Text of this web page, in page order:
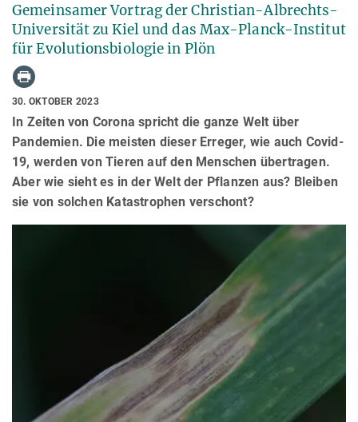
Gemeinsamer Vortrag der Christian-Albrechts-
Universität zu Kiel und das Max-Planck-Institut
für Evolutionsbiologie in Plön
30. OKTOBER 2023
In Zeiten von Corona spricht die ganze Welt über
Pandemien. Die meisten dieser Erreger, wie auch Covid-
19, werden von Tieren auf den Menschen übertragen.
Aber wie sieht es in der Welt der Pflanzen aus? Bleiben
sie von solchen Katastrophen verschont?